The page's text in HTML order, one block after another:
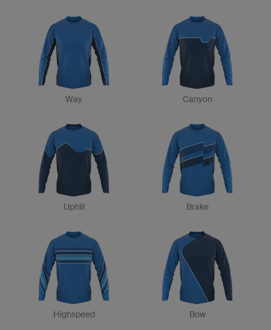
Way Canyon
Uphill Brake
Highspeed Bow